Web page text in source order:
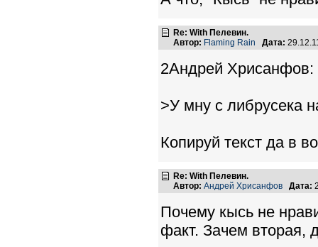
Re: With Пелевин.
Автор: Flaming Rain Дата:
2Андрей Хрисанфов:
>У мну с либрусека
Копируй текст да в
Re: With Пелевин.
Автор: Андрей Хрисанфов Дата:
Почему кысь не
факт. Зачем вторая,